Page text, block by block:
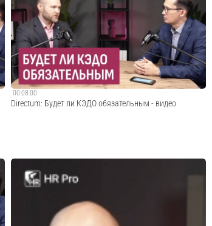
Дело в шляпе, а кадровые процессы — в кармане. По
следам анонса мобильного приложения HR Pro владелец
продукта Алексей Доронин рассказывает, в чём
ценность новинки для сотрудников и работодателей и
какие очевидные и неочевидные возможности ...
Cмотреть видео
00:08:00
Directum: Будет ли КЭДО обязательным - видео
Стоит ли ждать, когда кадровый ЭДО станет
заранее? Эксперт-методолог Directum доступно
объясняет, в каком направлении движется государство и
как от него не отстать. Руслан Нуриев, методолог...